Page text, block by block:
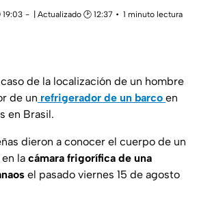
19:03 | Actualizado 🕑 12:37
1 minuto lectura
de la localización de un hombre
de un refrigerador de un barco en
en Brasil.
dieron a conocer el cuerpo de un
la cámara frigorífica de una
el pasado viernes 15 de agosto